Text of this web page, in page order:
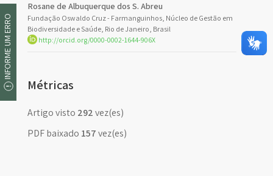
Rosane de Albuquerque dos S. Abreu
Fundação Oswaldo Cruz - Farmanguinhos, Núcleo de Gestão em
Biodiversidade e Saúde, Rio de Janeiro, Brasil
http://orcid.org/0000-0002-1644-906X
Métricas
Artigo visto 292vez(es)
PDF baixado 157vez(es)
INFORME UM ERRO